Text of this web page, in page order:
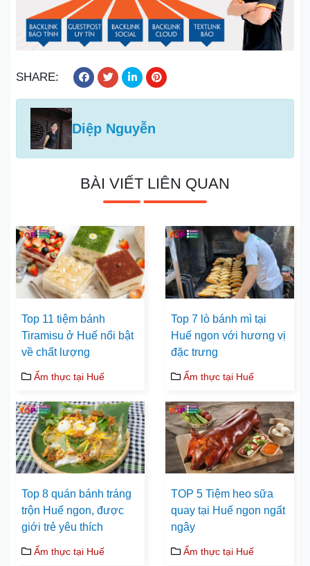
SHARE:
Diệp Nguyễn
BÀI VIẾT LIÊN QUAN
Top 11 tiệm bánh
Tiramisu ở Huế nổi bật
về chất lượng
Ẩm thực tại Huế
Top 7 lò bánh mì tại
Huế ngon với hương vị
đặc trưng
Ẩm thực tại Huế
Top 8 quán bánh tráng
trộn Huế ngon, được
giới trẻ yêu thích
Ẩm thực tại Huế
TOP 5 Tiệm heo sữa
quay tại Huế ngon ngất
ngây
Ẩm thực tại Huế